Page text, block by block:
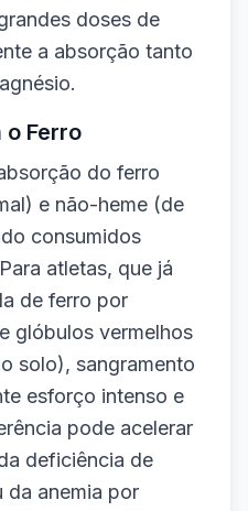
doses de
a absorção tanto
o Ferro
do ferro
e não-heme (de
consumidos
atletas, que já
de ferro por
glóbulos vermelhos
solo), sangramento
esforço intenso e
pode acelerar
deficiência de
da anemia por